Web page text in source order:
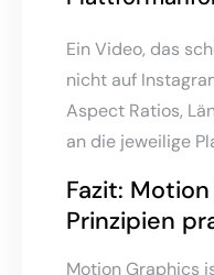
Ein Video, das
nicht auf
Aspect Ratios,
an die jeweilige
Fazit:
Prinzipien
Motion Graphics